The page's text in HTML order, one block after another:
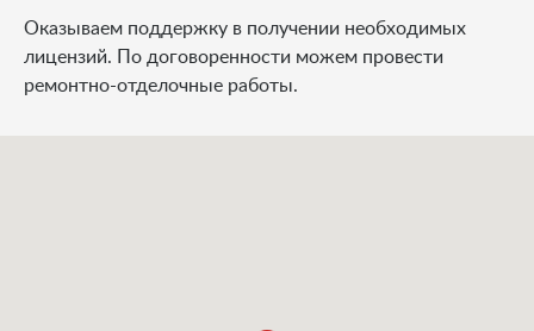
Оказываем поддержку в получении необходимых
лицензий. По договоренности можем провести
ремонтно-отделочные работы.